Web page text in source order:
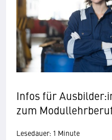
Infos für
zum
Lesedauer: 1 Minute